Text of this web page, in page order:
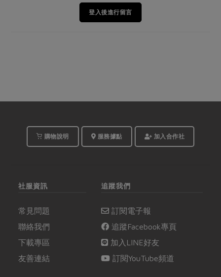
登入後進行留言
購物說明 服務據點 加入合作社
社服資訊
常見問題
聯絡我們
下載專區
友善連結
追蹤我們
訂閱電子報
追蹤Facebook專頁
加入LINE好友
訂閱YouTube頻道